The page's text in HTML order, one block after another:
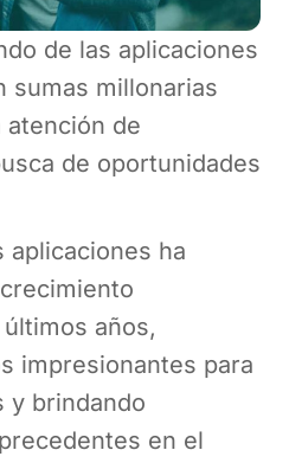
de las aplicaciones
sumas millonarias
atención de
de oportunidades
aplicaciones ha
años,
impresionantes para
y brindando
en el